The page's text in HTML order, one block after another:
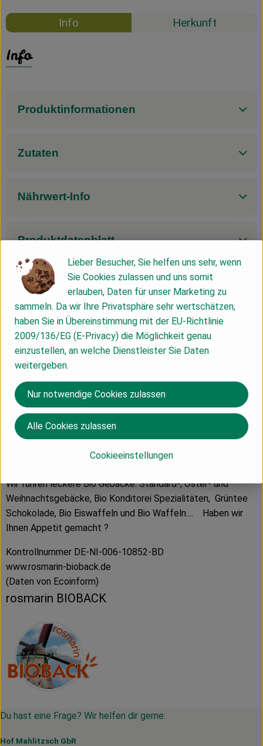
Info Herkunft
Info
Produktinformationen
Zutaten
Nährwert-Info
Produktdatenblatt
Herkunft
Hersteller: rosmarin BIOBACK
Deutschland
rosmarin BIOBACK e.K.
Wir führen leckere Bio Gebäcke: Standard-, Oster- und
Weihnachtsgebäcke, Bio Konditorei Spezialitäten, Grüntee
Schokolade, Bio Eiswaffeln und Bio Waffeln.... Haben wir
Ihnen Appetit gemacht ?
Kontrollnummer DE-NI-006-10852-BD
www.rosmarin-bioback.de
(Daten von Ecoinform)
rosmarin BIOBACK
Du hast eine Frage? Wir helfen dir gerne:
Hof Mahlitzsch GbR
Lieber Besucher, Sie helfen uns sehr, wenn
Sie Cookies zulassen und uns somit
erlauben, Daten für unser Marketing zu
sammeln. Da wir Ihre Privatsphäre sehr wertschätzen,
haben Sie in Übereinstimmung mit der EU-Richtlinie
2009/136/EG (E-Privacy) die Möglichkeit genau
einzustellen, an welche Dienstleister Sie Daten
weitergeben.
Cookieeinstellungen
Nur notwendige Cookies zulassen
Alle Cookies zulassen